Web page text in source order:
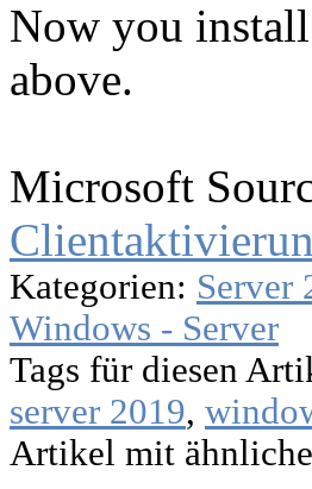
Now you
above.
Microsoft
Kategorien: Server
Windows - Server
Tags für diesen
server 2019,
Artikel mit